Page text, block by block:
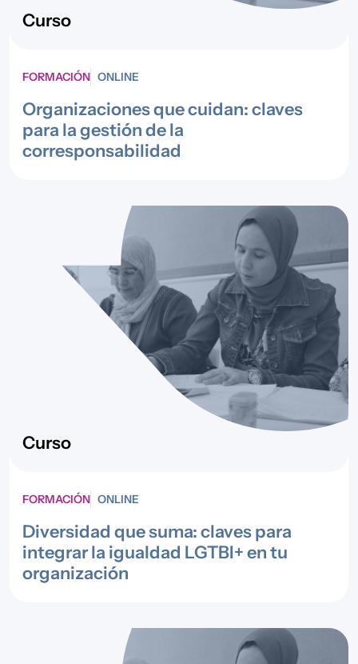
Curso
FORMACIÓN ONLINE
Organizaciones que cuidan: claves
para la gestión de la
corresponsabilidad
Curso
FORMACIÓN ONLINE
Diversidad que suma: claves para
integrar la igualdad LGTBI+ en tu
organización